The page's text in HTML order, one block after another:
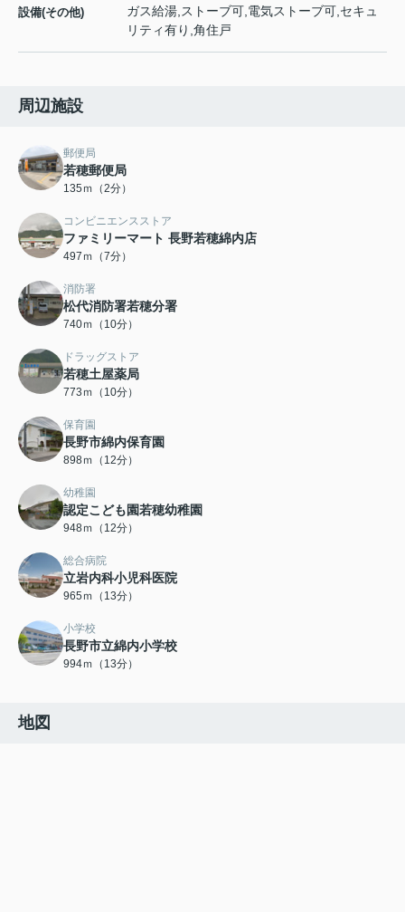
設備(その他)
ガス給湯,ストーブ可,電気ストーブ可,セキュ
リティ有り,角住戸
周辺施設
郵便局
若穂郵便局
135ｍ（2分）
コンビニエンスストア
ファミリーマート 長野若穂綿内店
497ｍ（7分）
消防署
松代消防署若穂分署
740ｍ（10分）
ドラッグストア
若穂土屋薬局
773ｍ（10分）
保育園
長野市綿内保育園
898ｍ（12分）
幼稚園
認定こども園若穂幼稚園
948ｍ（12分）
総合病院
立岩内科小児科医院
965ｍ（13分）
小学校
長野市立綿内小学校
994ｍ（13分）
地図